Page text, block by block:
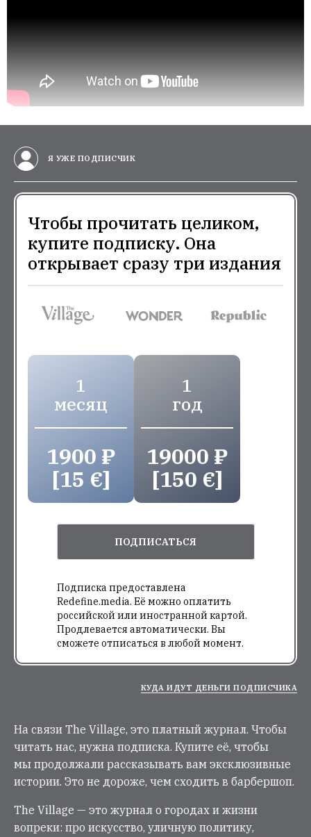
Я УЖЕ ПОДПИСЧИК
Чтобы прочитать целиком,
купите подписку. Она
открывает сразу три издания
1
месяц
1900 ₽
[15 €]
1
год
19000 ₽
[150 €]
ПОДПИСАТЬСЯ
Подписка предоставлена
Redefine.media. Её можно оплатить
российской или иностранной картой.
Продлевается автоматически. Вы
сможете отписаться в любой момент.
КУДА ИДУТ ДЕНЬГИ ПОДПИСЧИКА
На связи The Village, это платный журнал. Чтобы
читать нас, нужна подписка. Купите её, чтобы
мы продолжали рассказывать вам эксклюзивные
истории. Это не дороже, чем сходить в барбершоп.
The Village — это журнал о городах и жизни
вопреки: про искусство, уличную политику,